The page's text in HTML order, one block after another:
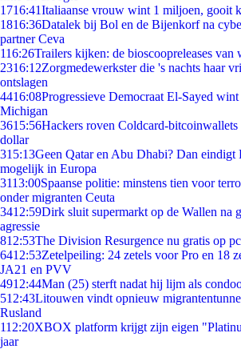
1716:41Italiaanse vrouw wint 1 miljoen, gooit
1816:36Datalek bij Bol en de Bijenkorf na
partner Ceva
116:26Trailers kijken: de bioscoopreleases van
2316:12Zorgmedewerkster die 's nachts haar
ontslagen
4416:08Progressieve Democraat El-Sayed
Michigan
3615:56Hackers roven Coldcard-
dollar
315:13Geen Qatar en Abu Dhabi? Dan eindigt
mogelijk in Europa
3113:00Spaanse politie: minstens tien voor
onder migranten Ceuta
3412:59Dirk sluit supermarkt op de Wallen na
agressie
812:53The Division Resurgence nu gratis op pc
6412:53Zetelpeiling: 24 zetels voor Pro en 18
JA21 en PVV
4912:44Man (25) sterft nadat hij lijm als
512:43Litouwen vindt opnieuw
Rusland
112:20XBOX platform krijgt zijn eigen
jaar